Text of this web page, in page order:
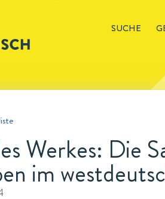
SUCHE
Werkes: Die
im